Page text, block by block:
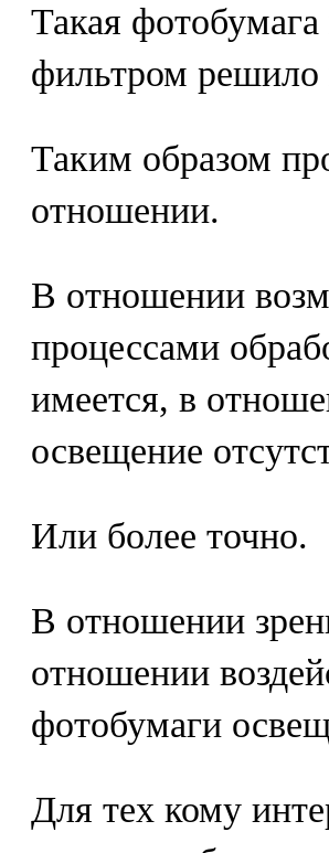
Такая
фильтром решило
Таким образом
отношении.
В отношении
процессами
имеется, в
освещение
Или более точно.
В отношении
отношении
фотобумаги
Для тех кому